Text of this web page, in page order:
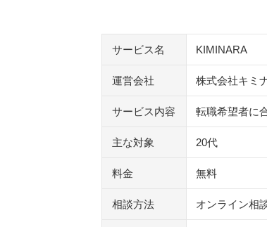
Ignite（イグナイト）
マイナビジョブ20’s
えーかおキャリア
執筆者・監修者のmotoについ
サービス名 KIMINARA
運営会社 株式会社キミ
サービス内容 転職希望者に
主な対象 20代
料金 無料
相談方法 オンライン相